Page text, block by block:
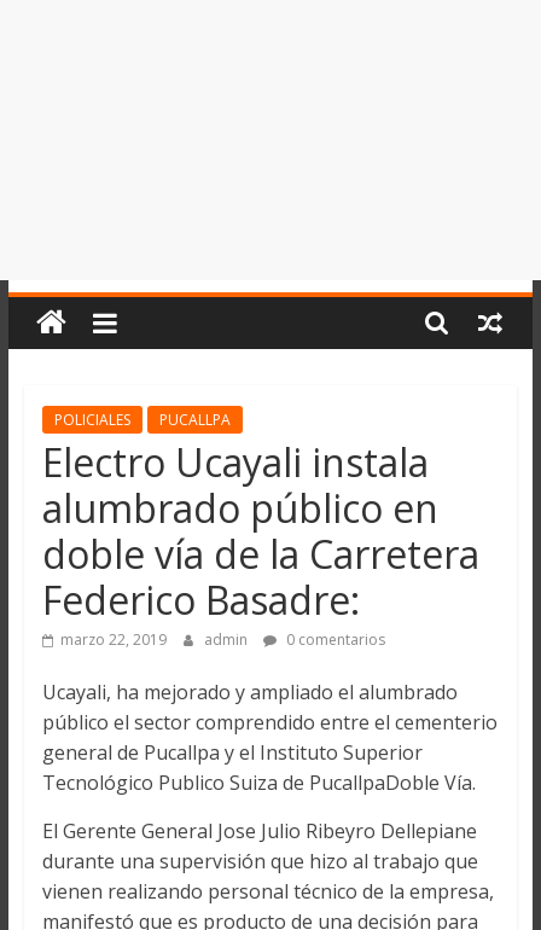
POLICIALES PUCALLPA
Electro Ucayali instala
alumbrado público en
doble vía de la Carretera
Federico Basadre:
marzo 22, 2019 admin 0 comentarios
Ucayali, ha mejorado y ampliado el alumbrado
público el sector comprendido entre el cementerio
general de Pucallpa y el Instituto Superior
Tecnológico Publico Suiza de PucallpaDoble Vía.
El Gerente General Jose Julio Ribeyro Dellepiane
durante una supervisión que hizo al trabajo que
vienen realizando personal técnico de la empresa,
manifestó que es producto de una decisión para